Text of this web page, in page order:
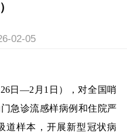
02-05
26日—2 月 1 日），对全国哨
急诊流感样病例和住院严
道样本，开展新型冠状病